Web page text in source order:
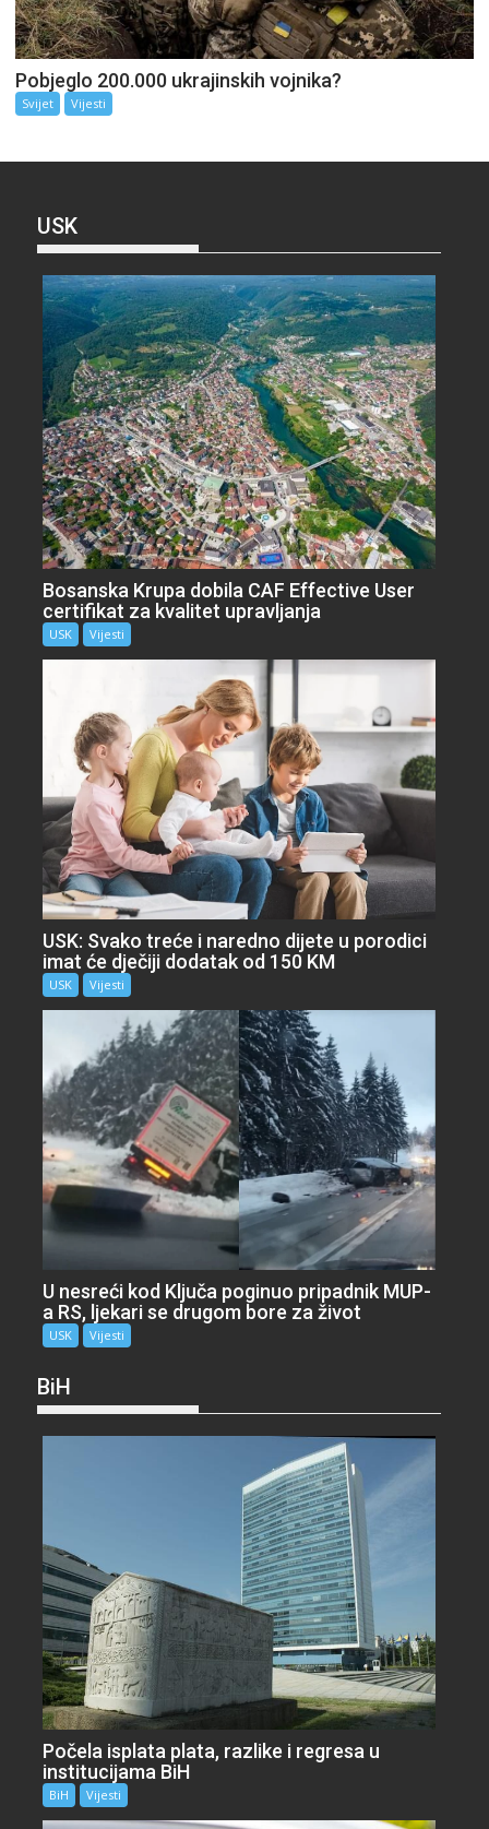
Pobjeglo 200.000 ukrajinskih vojnika?
Svijet Vijesti
USK
Bosanska Krupa dobila CAF Effective User
certifikat za kvalitet upravljanja
USK Vijesti
USK: Svako treće i naredno dijete u porodici
imat će dječiji dodatak od 150 KM
USK Vijesti
U nesreći kod Ključa poginuo pripadnik MUP-
a RS, ljekari se drugom bore za život
USK Vijesti
BiH
Počela isplata plata, razlike i regresa u
institucijama BiH
BiH Vijesti